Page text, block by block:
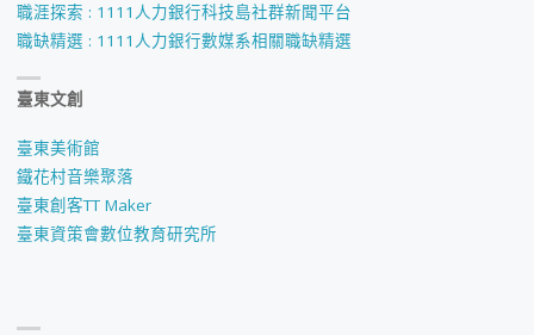
職涯探索 : 1111人力銀行科技島社群新聞平台
職缺精選 : 1111人力銀行數媒系相關職缺精選
臺東文創
臺東美術館
鐵花村音樂聚落
臺東創客TT Maker
臺東資策會數位教育研究所